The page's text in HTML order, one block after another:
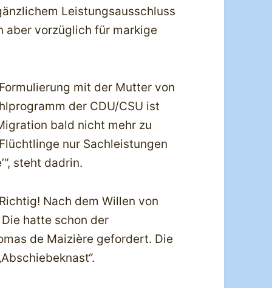
Leistungsausschluss
aber vorzüglich für markige
mit der Mutter von
der CDU/CSU ist
bald nicht mehr zu
nur Sachleistungen
steht dadrin.
Nach dem Willen von
Die hatte schon der
de Maizière gefordert. Die